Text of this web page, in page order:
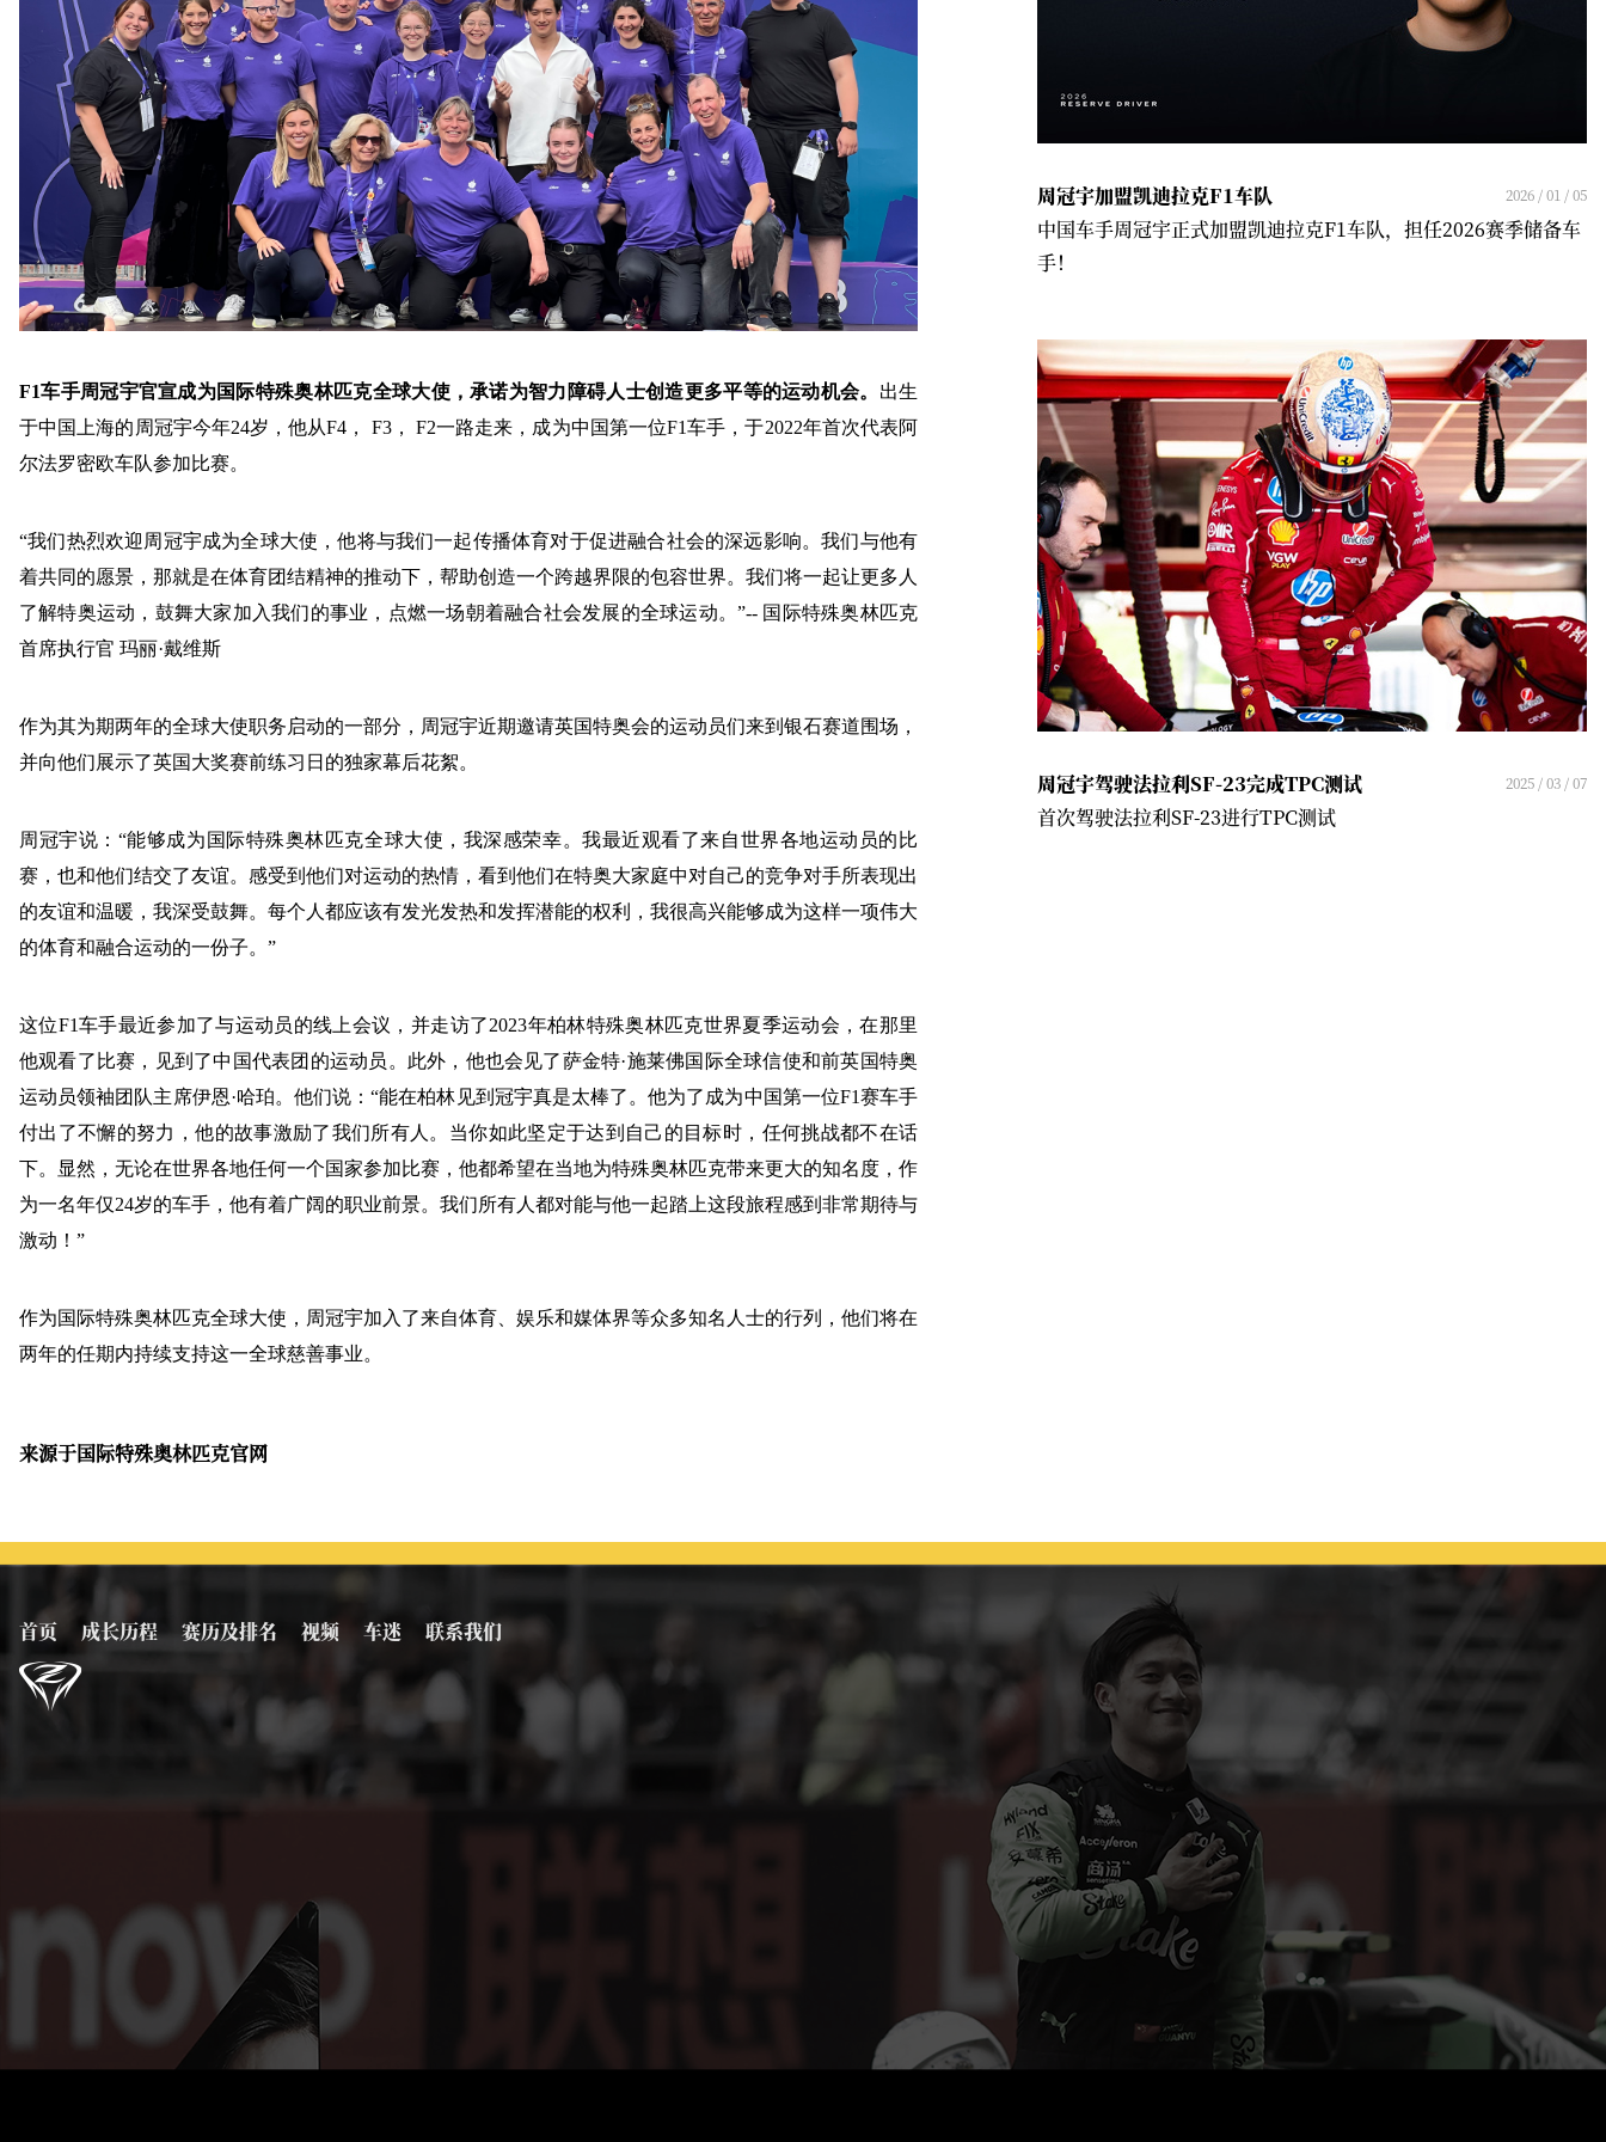
F1车手周冠宇官宣成为国际特殊奥林匹克全球大使，承诺为智力障碍人士创造更多平等的运动机会。 出生
于中国上海的周冠宇今年24岁，他从F4 ， F3， F2一路走来，成为中国第一位F1车手，于2022年首次代表阿
尔法罗密欧车队参加比赛。
“我们热烈欢迎周冠宇成为全球大使，他将与我们一起传播体育对于促进融合社会的深远影响。我们与他有
着共同的愿景，那就是在体育团结精神的推动下，帮助创造一个跨越界限的包容世界。我们将一起让更多人
了解特奥运动，鼓舞大家加入我们的事业，点燃一场朝着融合社会发展的全球运动。”-- 国际特殊奥林匹克
首席执行官 玛丽·戴维斯
作为其为期两年的全球大使职务启动的一部分，周冠宇近期邀请英国特奥会的运动员们来到银石赛道围场，
并向他们展示了英国大奖赛前练习日的独家幕后花絮。
周冠宇说： “能够成为国际特殊奥林匹克全球大使，我深感荣幸。我最近观看了来自世界各地运动员的比
赛，也和他们结交了友谊。感受到他们对运动的热情，看到他们在特奥大家庭中对自己的竞争对手所表现出
的友谊和温暖，我深受鼓舞。每个人都应该有发光发热和发挥潜能的权利，我很高兴能够成为这样一项伟大
的体育和融合运动的一份子。 ”
这位F1车手最近参加了与运动员的线上会议，并走访了2023年柏林特殊奥林匹克世界夏季运动会，在那里
他观看了比赛，见到了中国代表团的运动员。此外，他也会见了萨金特·施莱佛国际全球信使和前英国特奥
运动员领袖团队主席伊恩·哈珀。他们说：“能在柏林见到冠宇真是太棒了。他为了成为中国第一位F1赛车手
付出了不懈的努力，他的故事激励了我们所有人。当你如此坚定于达到自己的目标时，任何挑战都不在话
下。显然，无论在世界各地任何一个国家参加比赛 ，他都希望在当地为特殊奥林匹克带来更大的知名度，作
为一名年仅24岁的车手，他有着广阔的职业前景。我们所有人都对能与他一起踏上这段旅程感到非常期待与
激动！”
作为国际特殊奥林匹克全球大使，周冠宇加入了来自体育、娱乐和媒体界等众多知名人士的行列，他们将在
两年的任期内持续支持这一全球慈善事业。
周冠宇加盟凯迪拉克F1车队 2026 / 01 / 05
中国车手周冠宇正式加盟凯迪拉克F1车队，担任2026赛季储备车
手！
周冠宇驾驶法拉利SF-23完成TPC测试 2025 / 03 / 07
首次驾驶法拉利SF-23进行TPC测试
来源于国际特殊奥林匹克官网
首页 成长历程 赛历及排名 视频 车迷 联系我们